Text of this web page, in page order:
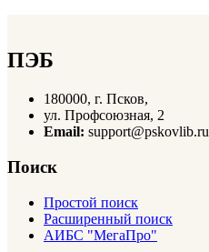
ПЭБ
180000, г. Псков,
ул. Профсоюзная, 2
Email: support@pskovlib.ru
Поиск
Простой поиск
Расширенный поиск
АИБС "МегаПро"